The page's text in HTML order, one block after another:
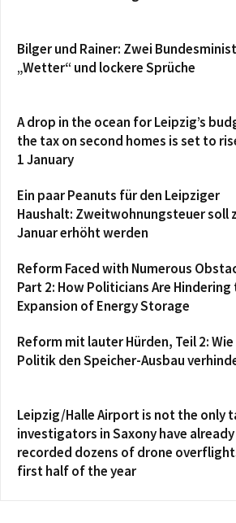
Bilger und Rainer: Zwei
„Wetter“ und lockere Sprüche
A drop in the ocean for Leipzig’s
the tax on second homes is set to
1 January
Ein paar Peanuts für den Leipziger
Haushalt: Zweitwohnungsteuer soll
Januar erhöht werden
Reform Faced with Numerous
Part 2: How Politicians Are Hindering
Expansion of Energy Storage
Reform mit lauter Hürden, Teil 2:
Politik den Speicher-Ausbau
Leipzig/Halle Airport is not the only
investigators in Saxony have already
recorded dozens of drone
first half of the year